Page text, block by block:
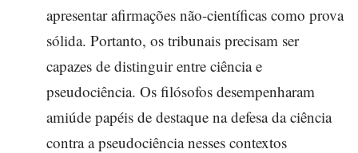
apresentar afirmações não-científicas como prova
sólida. Portanto, os tribunais precisam ser
capazes de distinguir entre ciência e
pseudociência. Os filósofos desempenharam
amiúde papéis de destaque na defesa da ciência
contra a pseudociência nesses contextos